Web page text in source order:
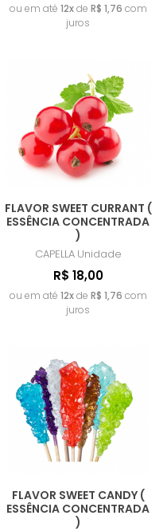
ou em até 12xde R$ 1,76 com
juros
FLAVOR SWEET CURRANT (
ESSÊNCIA CONCENTRADA
)
CAPELLA Unidade
R$ 18,00
ou em até 12xde R$ 1,76 com
juros
FLAVOR SWEET CANDY (
ESSÊNCIA CONCENTRADA
)